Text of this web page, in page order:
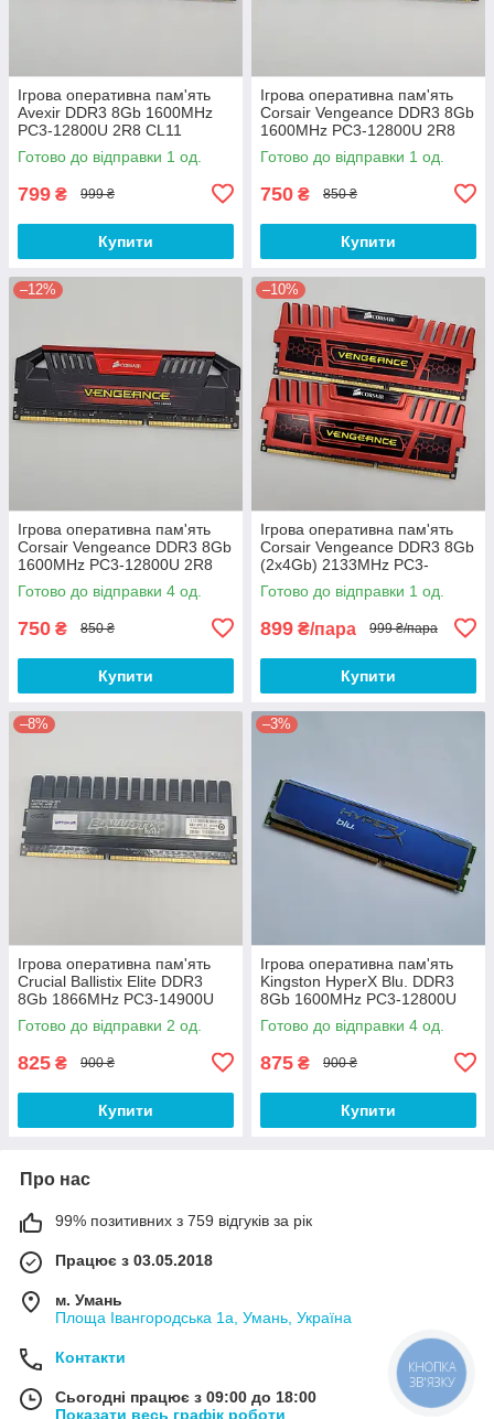
Ігрова оперативна пам'ять
Avexir DDR3 8Gb 1600MHz
PC3-12800U 2R8 CL11
(AVD3U16001108G-2CW) Б/В
Готово до відправки 1 од.
799 ₴ 999 ₴
Купити
Ігрова оперативна пам'ять
Corsair Vengeance DDR3 8Gb
1600MHz PC3-12800U 2R8
CL9 (CMY16GX3M2A1600C9)
Б/В
Готово до відправки 1 од.
750 ₴ 850 ₴
Купити
–12%
Ігрова оперативна пам'ять
Corsair Vengeance DDR3 8Gb
1600MHz PC3-12800U 2R8
CL9
(CMY32GX3M4A1600C9R) Б/
Готово до відправки 4 од.
750 ₴ 850 ₴
Купити
–10%
Ігрова оперативна пам'ять
Corsair Vengeance DDR3 8Gb
(2x4Gb) 2133MHz PC3-
17000U 1R8 CL11
(CMZ8GX3M2A2133C11R) Б/
Готово до відправки 1 од.
899 ₴/пара 999 ₴/пара
Купити
–8%
Ігрова оперативна пам'ять
Crucial Ballistix Elite DDR3
8Gb 1866MHz PC3-14900U
2R8 CL9
(BLE8G3D1869DE1TX0.16FE
Готово до відправки 2 од.
825 ₴ 900 ₴
Купити
–3%
Ігрова оперативна пам'ять
Kingston HyperX Blu. DDR3
8Gb 1600MHz PC3-12800U
2R8 CL10
(KHX1600C10D3B1/8G) Б/В
Готово до відправки 4 од.
875 ₴ 900 ₴
Купити
Про нас
99% позитивних з 759 відгуків за рік
Працює з 03.05.2018
м. Умань
Площа Івангородська 1а, Умань, Україна
Контакти
Сьогодні працює з 09:00 до 18:00
Показати весь графік роботи
КНОПКА
ЗВ'ЯЗКУ